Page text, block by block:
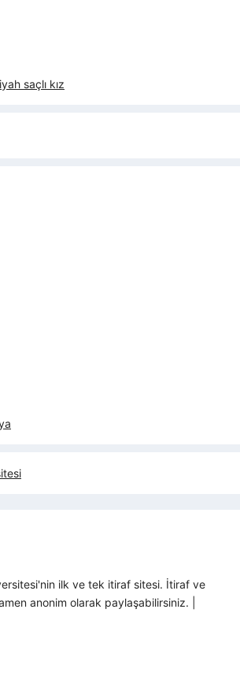
saçlı kız
ilk ve tek itiraf sitesi. İtiraf ve
anonim olarak paylaşabilirsiniz. |